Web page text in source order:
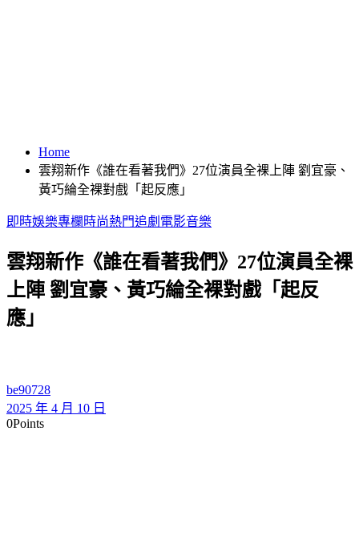
Home
雲翔新作《誰在看著我們》27位演員全裸上陣 劉宜豪、
黃巧綸全裸對戲「起反應」
即時娛樂專欄 時尚熱門追劇 電影音樂
雲翔新作《誰在看著我們》27位演員全裸
上陣 劉宜豪、黃巧綸全裸對戲「起反
應」
be90728
2025 年 4 月 10 日
0Points